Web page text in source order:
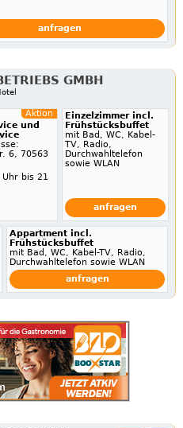
anfragen
GMBH
Aktion
und
6, 70563
Uhr bis 21
Einzelzimmer incl.
Frühstücksbuffet
mit Bad, WC, Kabel-
TV, Radio,
Durchwahltelefon
sowie WLAN
anfragen
Appartment incl.
Frühstücksbuffet
mit Bad, WC, Kabel-TV, Radio,
Durchwahltelefon sowie WLAN
anfragen